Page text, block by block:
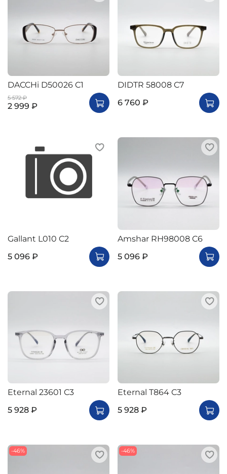
DACCHi D50026 C1
5 572 ₽
2 999 ₽
DIDTR 58008 C7
6 760 ₽
Gallant L010 C2
5 096 ₽
Amshar RH98008 C6
5 096 ₽
Eternal 23601 C3
5 928 ₽
Eternal T864 C3
5 928 ₽
-46% -46%